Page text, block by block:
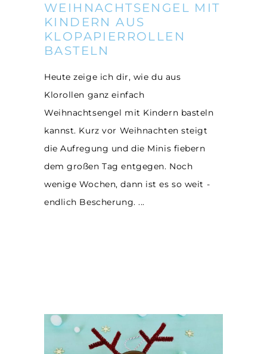
WEIHNACHTSENGEL MIT
KINDERN AUS
KLOPAPIERROLLEN
BASTELN
Heute zeige ich dir, wie du aus
Klorollen ganz einfach
Weihnachtsengel mit Kindern basteln
kannst. Kurz vor Weihnachten steigt
die Aufregung und die Minis fiebern
dem großen Tag entgegen. Noch
wenige Wochen, dann ist es so weit -
endlich Bescherung.